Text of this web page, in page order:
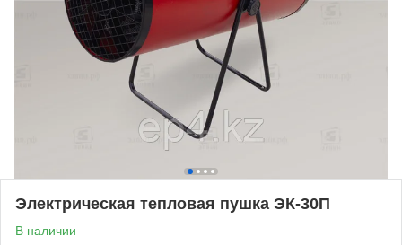
Электрическая тепловая пушка ЭК-30П
В наличии